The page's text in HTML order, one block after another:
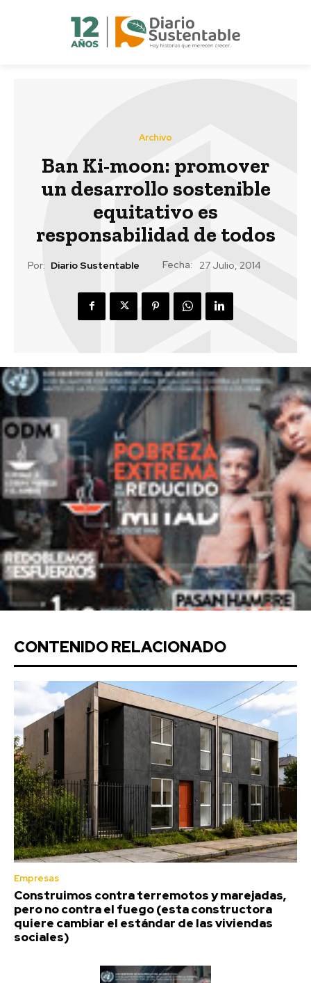
Archivo
Ban Ki-moon: promover
un desarrollo sostenible
equitativo es
responsabilidad de todos
Por: Diario Sustentable Fecha: 27 Julio, 2014
CONTENIDO RELACIONADO
Empresas
Construimos contra terremotos y marejadas,
pero no contra el fuego (esta constructora
quiere cambiar el estándar de las viviendas
sociales)